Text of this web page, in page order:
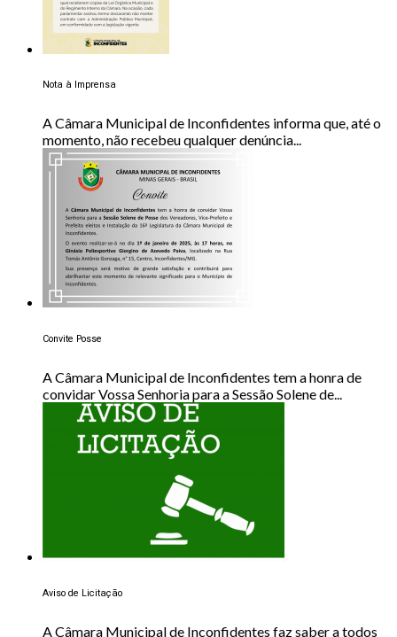
Nota à Imprensa
A Câmara Municipal de Inconfidentes informa que, até o
momento, não recebeu qualquer denúncia...
Convite Posse
A Câmara Municipal de Inconfidentes tem a honra de
convidar Vossa Senhoria para a Sessão Solene de...
Aviso de Licitação
A Câmara Municipal de Inconfidentes faz saber a todos